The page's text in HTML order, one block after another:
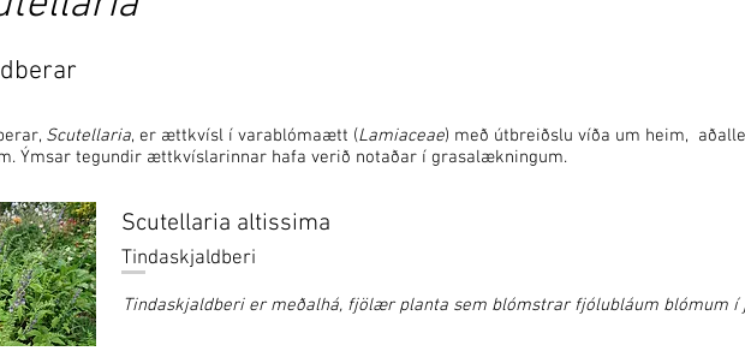
Scutellaria, er ættkvísl í varablómaætt (Lamiaceae) með útbreiðslu víða um heim,
Ýmsar tegundir ættkvíslarinnar hafa verið notaðar í grasalækningum.
Scutellaria altissima
Tindaskjaldberi
Tindaskjaldberi er meðalhá, fjölær planta sem blómstrar fjólubláum blómum í